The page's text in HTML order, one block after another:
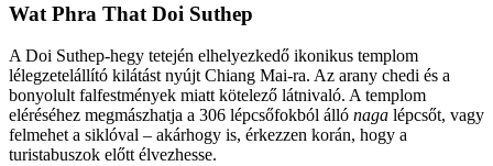
Wat Phra That Doi Suthep
A Doi Suthep-hegy tetején elhelyezkedő ikonikus templom
lélegzetelállító kilátást nyújt Chiang Mai-ra. Az arany chedi és a
bonyolult falfestmények miatt kötelező látnivaló. A templom
eléréséhez megmászhatja a 306 lépcsőfokból álló naga lépcsőt, vagy
felmehet a siklóval – akárhogy is, érkezzen korán, hogy a
turistabuszok előtt élvezhesse.